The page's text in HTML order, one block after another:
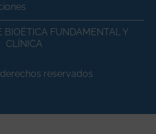
BIOÉTICA FUNDAMENTAL Y
CLÍNICA
reservados